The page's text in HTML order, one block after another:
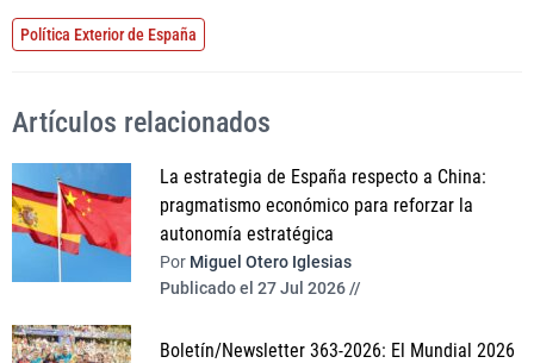
Política Exterior de España
Artículos relacionados
La estrategia de España respecto a China:
pragmatismo económico para reforzar la
autonomía estratégica
Por Miguel Otero Iglesias
Publicado el 27 Jul 2026 //
Boletín/Newsletter 363-2026: El Mundial 2026